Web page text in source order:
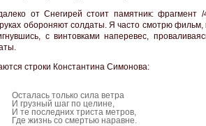
от Снегирей стоит памятник: фрагмент
обороняют солдаты. Я часто смотрю фильм,
с винтовками наперевес,
строки Константина Симонова:
Осталась только сила ветра
И грузный шаг по целине,
И те последних триста метров,
Где жизнь со смертью наравне.